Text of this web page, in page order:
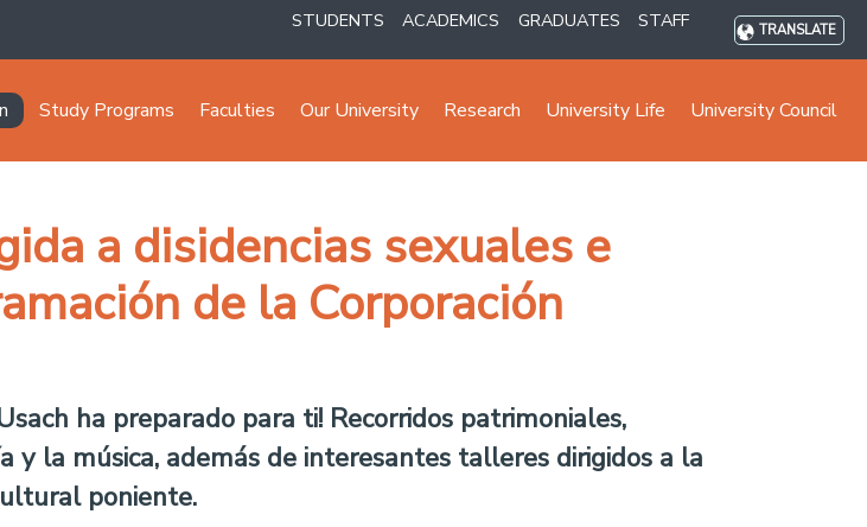
STUDENTS ACADEMICS GRADUATES STAFF TRANSLATE
principal
Study Programs Faculties Our University Research University Life University Council
a disidencias sexuales e
de la Corporación
ha preparado para ti! Recorridos patrimoniales,
y la música, además de interesantes talleres dirigidos a la
poniente.